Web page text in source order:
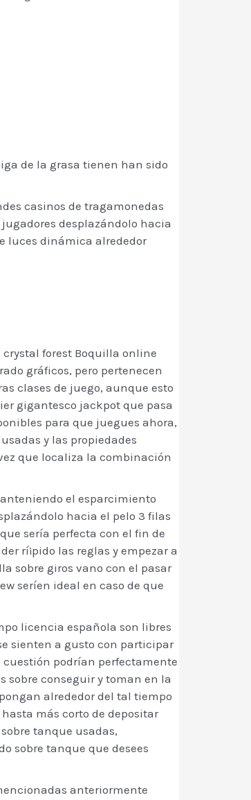
de la grasa tienen han sido
casinos de tragamonedas
desplazándolo hacia
luces dinámica alrededor
forest Boquilla online
gráficos, pero pertenecen
clases de juego, aunque esto
gigantesco jackpot que pasa
para que juegues ahora,
y las propiedades
que localiza la combinación
el esparcimiento
hacia el pelo 3 filas
serí­a perfecta con el fin de
rí¡pido las reglas y empezar a
sobre giros vano con el pasar
serí­en ideal en caso de que
licencia española son libres
sienten a gusto con participar
podrían perfectamente
sobre conseguir y toman en la
alrededor del tal tiempo
más corto de depositar
tanque usadas,
sobre tanque que desees
anteriormente